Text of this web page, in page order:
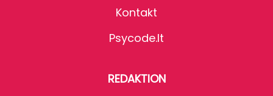
Kontakt
Psycode.it
REDAKTION